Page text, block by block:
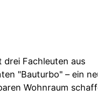
drei Fachleuten aus
"Bauturbo" – ein
Wohnraum